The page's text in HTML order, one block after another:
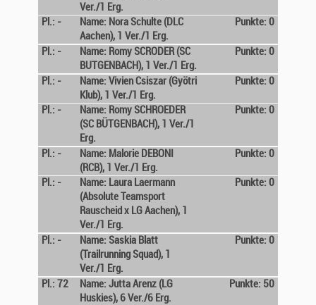
Ver./1 Erg.
Pl.: -
Name: Nora Schulte (DLC
Aachen), 1 Ver./1 Erg.
Punkte: 0
Pl.: -
Name: Romy SCRODER (SC
BUTGENBACH), 1 Ver./1 Erg.
Punkte: 0
Pl.: -
Name: Vivien Csiszar (Gyötri
Klub), 1 Ver./1 Erg.
Punkte: 0
Pl.: -
Name: Romy SCHROEDER
(SC BÜTGENBACH), 1 Ver./1
Erg.
Punkte: 0
Pl.: -
Name: Malorie DEBONI
(RCB), 1 Ver./1 Erg.
Punkte: 0
Pl.: -
Name: Laura Laermann
(Absolute Teamsport
Rauscheid x LG Aachen), 1
Ver./1 Erg.
Punkte: 0
Pl.: -
Name: Saskia Blatt
(Trailrunning Squad), 1
Ver./1 Erg.
Punkte: 0
Pl.: 72
Name: Jutta Arenz (LG
Huskies), 6 Ver./6 Erg.
Punkte: 50